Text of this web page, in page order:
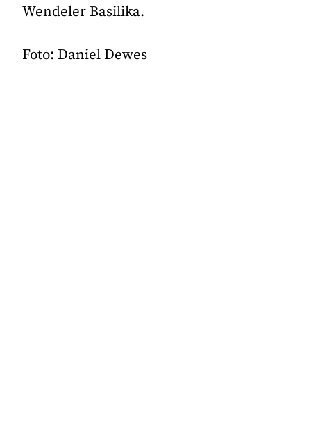
Wendeler Basilika.
Foto: Daniel Dewes